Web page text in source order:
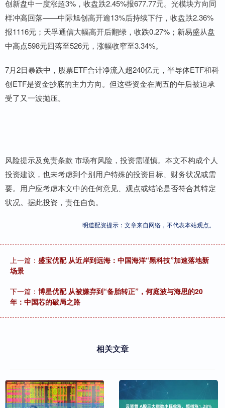
创新盘中一度涨超3%，收盘跌2.45%报677.77元。光模块方向同
样冲高回落——中际旭创高开逾13%后持续下行，收盘跌2.36%
报1116元；天孚通信大幅高开后翻绿，收跌0.27%；新易盛从盘
中高点598元回落至526元，涨幅收窄至3.34%。
7月2日暴跌中，股票ETF合计净流入超240亿元，半导体ETF和科
创ETF是资金抄底的主力方向。但这些资金在周五的午后被迫承
受了又一波抛压。
风险提示及免责条款 市场有风险，投资需谨慎。本文不构成个人
投资建议，也未考虑到个别用户特殊的投资目标、财务状况或需
要。用户应考虑本文中的任何意见、观点或结论是否符合其特定
状况。据此投资，责任自负。
明道配资提示：文章来自网络，不代表本站观点。
上一篇： 盛宝优配 从近岸到远海：中国海洋“黑科技”加速落地新
场景
下一篇： 博星优配 从被嫌弃到“备胎转正”，何庭波与海思的20
年：中国芯的破局之路
相关文章